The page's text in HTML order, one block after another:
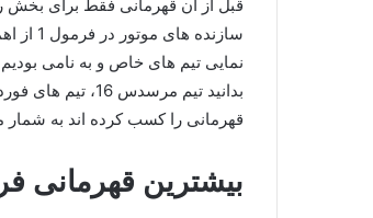
قبل از آن قهرمانی فقط برای بخش
نمایی تیم های خاص و به نامی
قهرمانی را کسب کرده اند به شمار
بیشترین